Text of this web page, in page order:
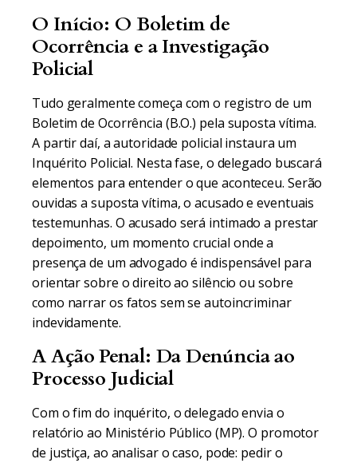
O Início: O Boletim de
Ocorrência e a Investigação
Policial
Tudo geralmente começa com o registro de um
Boletim de Ocorrência (B.O.) pela suposta vítima.
A partir daí, a autoridade policial instaura um
Inquérito Policial. Nesta fase, o delegado buscará
elementos para entender o que aconteceu. Serão
ouvidas a suposta vítima, o acusado e eventuais
testemunhas. O acusado será intimado a prestar
depoimento, um momento crucial onde a
presença de um advogado é indispensável para
orientar sobre o direito ao silêncio ou sobre
como narrar os fatos sem se autoincriminar
indevidamente.
A Ação Penal: Da Denúncia ao
Processo Judicial
Com o fim do inquérito, o delegado envia o
relatório ao Ministério Público (MP). O promotor
de justiça, ao analisar o caso, pode: pedir o